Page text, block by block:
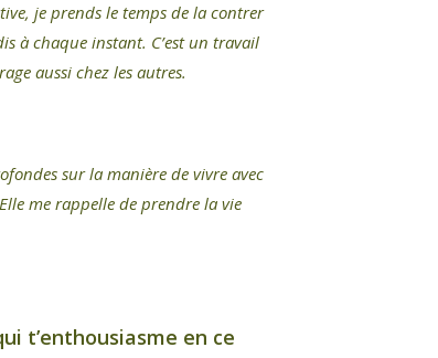
je prends le temps de la contrer
à chaque instant. C’est un travail
aussi chez les autres.
sur la manière de vivre avec
me rappelle de prendre la vie
t’enthousiasme en ce